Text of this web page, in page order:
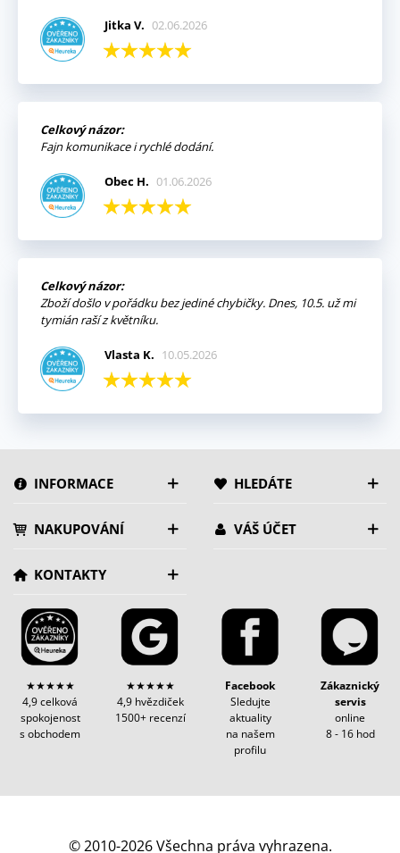
Jitka V. 02.06.2026
Celkový názor:
Fajn komunikace i rychlé dodání.
Obec H. 01.06.2026
Celkový názor:
Zboží došlo v pořádku bez jediné chybičky. Dnes, 10.5. už mi
tymián raší z květníku.
Vlasta K. 10.05.2026
INFORMACE HLEDÁTE
NAKUPOVÁNÍ VÁŠ ÚČET
KONTAKTY
★★★★★
4,9 celková
spokojenost
s obchodem
★★★★★
4,9 hvězdiček
1500+ recenzí
Facebook
Sledujte
aktuality
na našem
profilu
Zákaznický
servis
online
8 - 16 hod
© 2010-2026 Všechna práva vyhrazena.